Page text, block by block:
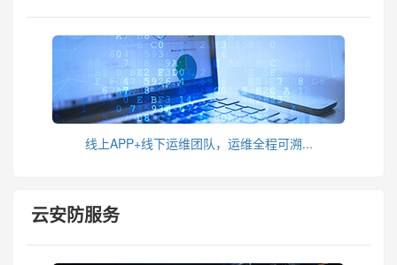
线上APP+线下运维团队，运维全程可溯...
云安防服务